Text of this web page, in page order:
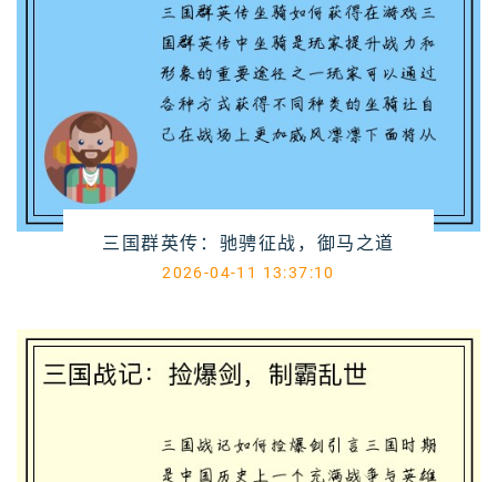
三国群英传：驰骋征战，御马之道
2026-04-11 13:37:10